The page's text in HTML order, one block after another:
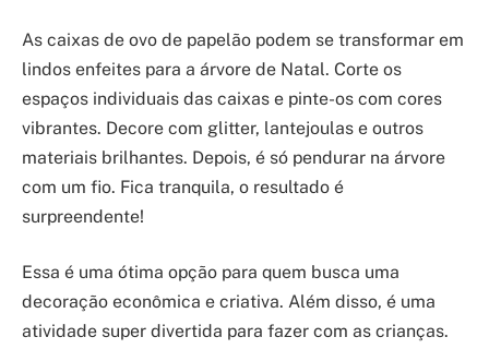
As caixas de ovo de papelão podem se transformar em
lindos enfeites para a árvore de Natal. Corte os
espaços individuais das caixas e pinte-os com cores
vibrantes. Decore com glitter, lantejoulas e outros
materiais brilhantes. Depois, é só pendurar na árvore
com um fio. Fica tranquila, o resultado é
surpreendente!
Essa é uma ótima opção para quem busca uma
decoração econômica e criativa. Além disso, é uma
atividade super divertida para fazer com as crianças.